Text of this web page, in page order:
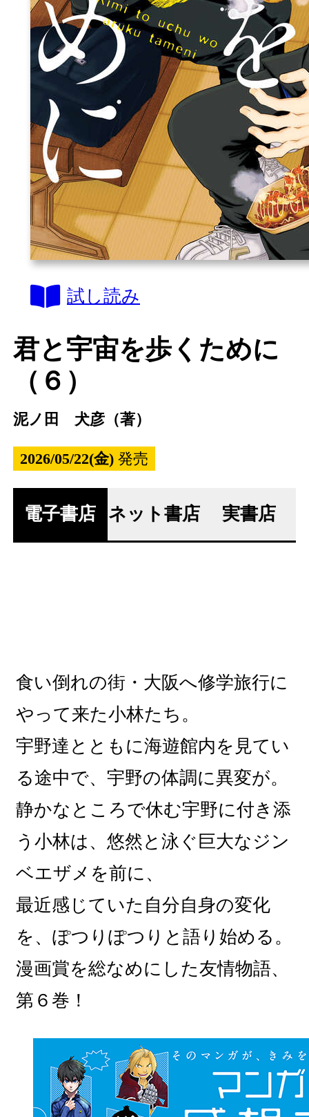
試し読み
君と宇宙を歩くために
（６）
泥ノ田 犬彦（著）
2026/05/22(金)発売
電子書店 ネット書店 実書店
食い倒れの街・大阪へ修学旅行に
やって来た小林たち。
宇野達とともに海遊館内を見てい
る途中で、宇野の体調に異変が。
静かなところで休む宇野に付き添
う小林は、悠然と泳ぐ巨大なジン
ベエザメを前に、
最近感じていた自分自身の変化
を、ぽつりぽつりと語り始める。
漫画賞を総なめにした友情物語、
第６巻！